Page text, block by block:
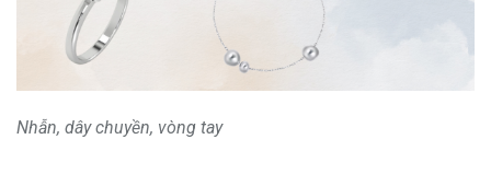
Nhẫn, dây chuyền, vòng tay